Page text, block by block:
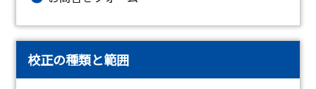
校正の種類と範囲